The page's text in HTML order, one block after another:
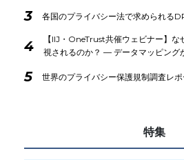
3 各国のプライバシー法で求められる
4
【IIJ・OneTrust共催ウェビナー】
視されるのか？ ― データマッピング
5 世界のプライバシー保護規制調査レポ
特集